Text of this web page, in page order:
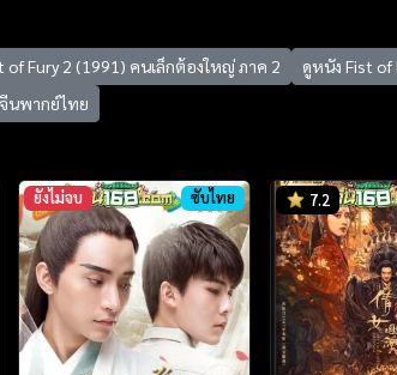
of Fury 2 (1991) คนเล็กต้องใหญ่ ภาค 2 ดูหนัง Fist of
นพากย์ไทย
ยังไม่จบ ซับไทย 7.2